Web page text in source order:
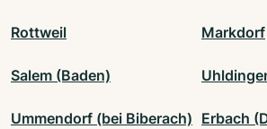
Rottweil Markdorf
Salem (Baden)
Ummendorf (bei Biberach) Erbach